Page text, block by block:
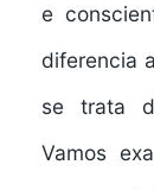
e
diferencia
se trata
Vamos